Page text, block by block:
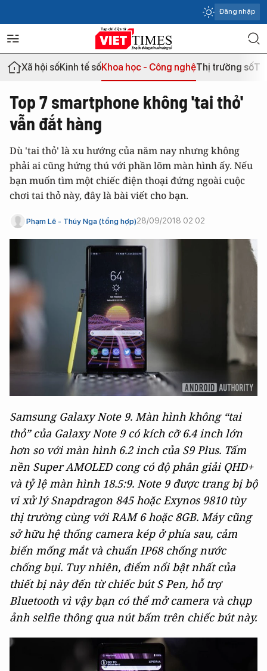
Đăng nhập
Xã hội sốKinh tế sốKhoa học - Công nghệThị trường số
Top 7 smartphone không 'tai thỏ'
vẫn đắt hàng
Dù 'tai thỏ' là xu hướng của năm nay nhưng không
phải ai cũng hứng thú với phần lõm màn hình ấy. Nếu
bạn muốn tìm một chiếc điện thoại đứng ngoài cuộc
chơi tai thỏ này, đây là bài viết cho bạn.
Phạm Lê - Thúy Nga (tổng hợp)28/09/2018 02:02
Samsung Galaxy Note 9. Màn hình không “tai
thỏ” của Galaxy Note 9 có kích cỡ 6.4 inch lớn
hơn so với màn hình 6.2 inch của S9 Plus. Tấm
nền Super AMOLED cong có độ phân giải QHD+
và tỷ lệ màn hình 18.5:9. Note 9 được trang bị bộ
vi xử lý Snapdragon 845 hoặc Exynos 9810 tùy
thị trường cùng với RAM 6 hoặc 8GB. Máy cũng
sở hữu hệ thống camera kép ở phía sau, cảm
biến mống mắt và chuẩn IP68 chống nước
chống bụi. Tuy nhiên, điểm nổi bật nhất của
thiết bị này đến từ chiếc bút S Pen, hỗ trợ
Bluetooth vì vậy bạn có thể mở camera và chụp
ảnh selfie thông qua nút bấm trên chiếc bút này.